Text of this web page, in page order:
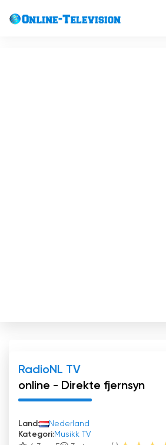
RadioNL TV
online - Direkte fjernsyn
Land:
Nederland
Kategori:Musikk TV